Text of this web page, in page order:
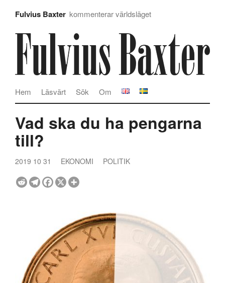
Fulvius Baxter kommenterar världsläget
Om
Sök
Läsvärt
Hem
Vad ska du ha pengarna
till?
2019 10 31 EKONOMI POLITIK